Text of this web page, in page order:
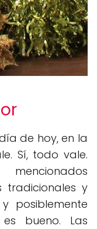
de hoy, en la
Sí, todo vale.
tradicionales y
posiblemente
bueno. Las